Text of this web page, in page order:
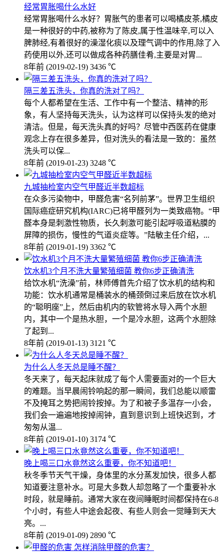
经常胃胀喝什么水好
经常胃胀喝什么水好？胃胀气的患者可以喝橘皮茶,橘皮
是一种很好的中药,被称为了陈皮,属于性温味辛,可以入
脾肺经,有着很好的澡湿化痰以及理气调中的作用,除了入
药使用以外,还可以做成各种药膳佳肴,主要是对胃...
8年前 (2019-02-19) 3436 ℃
隔三差五洗头，你真的洗对了吗？
每个人都希望在生活、工作中有一个整洁、精神的形
象，有人坚持每天洗头，认为这样可以保持头发的绝对
清洁。但是，每天洗头真的好吗？尽管中西医药在健康
观念上存在很多差异，但对洗头的看法是一致的：虽然
洗头可以保...
8年前 (2019-01-23) 3248 ℃
九城抽检室内空气甲醛近半数超标
在众多污染物中，甲醛危害“名列前茅”。世界卫生组织
国际癌症研究机构(IARC)已将甲醛列为一类致癌物。“甲
醛本身是刺激性物质，长久刺激可能引起呼吸道粘膜的
屏障的损伤，慢性的气道炎症等。”陆敏主任介绍，...
8年前 (2019-01-19) 3362 ℃
饮水机3个月不洗大量繁殖细菌 教你6步正确清洗
给饮水机“洗澡”前，林师傅首先介绍了饮水机的结构和
功能：饮水机通常是桶装水的桶颈倒过来后放在饮水机
的“聪明座”上，然后由机内的软管将水导入两个水胆
内，其中一个是热水胆，一个是冷水胆，这两个水胆除
了起到...
8年前 (2019-01-13) 3121 ℃
为什么人冬天总是睡不醒？
冬天来了，每天起床就成了每个人需要面对的一个巨大
的难题。当早晨闹铃响起的那一瞬间，我们总能以顺雷
不及掩耳之势把闹铃按掉。为了和被子多温存一小会，
我们会一遍遍地按掉闹钟，直到意识到上班快迟到，才
匆匆从温...
8年前 (2019-01-10) 3174 ℃
晚上喝三口水竟然这么重要，你不知道吧！
秋冬季节天气干燥，身体里的水分蒸发加快，很多人都
知道要注意补水。可是大多数人却忽略了一个重要补水
时段，就是睡前。通常大家在夜间睡眠时间都保持在6-8
个小时，有些人中途会起夜、有些人则会一觉睡到天大
亮。...
8年前 (2019-01-09) 2890 ℃